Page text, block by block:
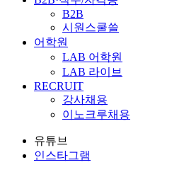
B2B
시원스쿨쓸
어학원
LAB 어학원
LAB 라이브
RECRUIT
강사채용
이노크루채용
유튜브
인스타그램